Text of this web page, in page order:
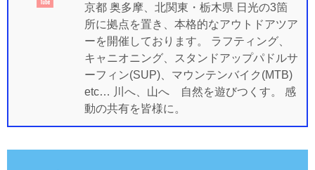
京都 奥多摩、北関東・栃木県 日光の3箇
所に拠点を置き、本格的なアウトドアツア
ーを開催しております。 ラフティング、
キャニオニング、スタンドアップパドルサ
ーフィン(SUP)、マウンテンバイク(MTB)
etc… 川へ、山へ 自然を遊びつくす。 感
動の共有を皆様に。